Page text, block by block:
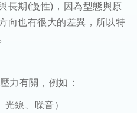
長期 (慢性) ，因為型態與原
向也有很大的差異，所以特
力有關，例如：
線、噪音）